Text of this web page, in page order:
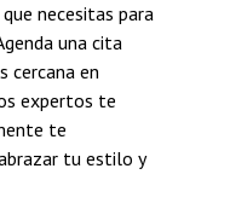
necesitas para
una cita
cercana en
expertos te
te
tu estilo y